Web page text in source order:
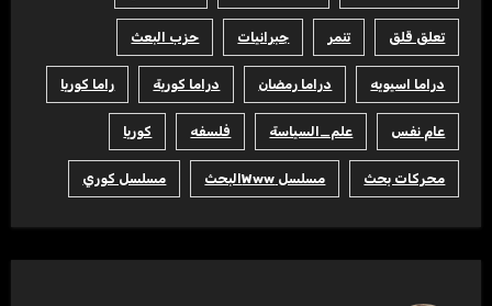
تعلق قلق تنمر جبرانيات حزب البعث
دراما اسيويه دراما رمضان دراما كورية راما كوريا
عام نفس علم_السياسة فلسفه كوريا
محركات بحث مسلسل Wwwالبحث مسلسل كوري